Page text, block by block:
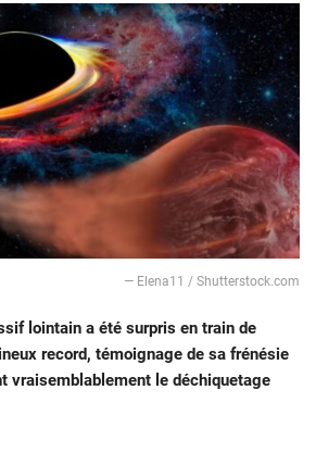
— Elena11 / Shutterstock.com
lointain a été surpris en train de
record, témoignage de sa frénésie
vraisemblablement le déchiquetage